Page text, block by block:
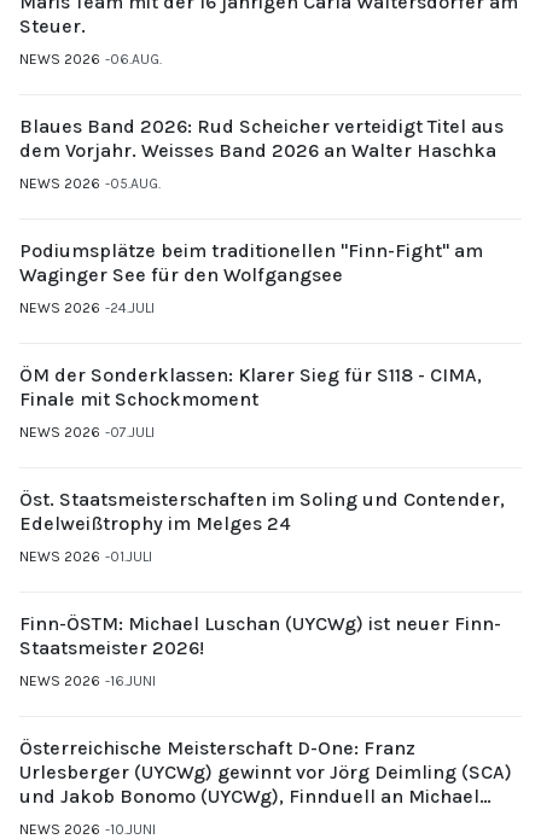
Steuer.
NEWS 2026 06.AUG.
Blaues Band 2026: Rud Scheicher verteidigt Titel aus
dem Vorjahr. Weisses Band 2026 an Walter Haschka
NEWS 2026 05.AUG.
Podiumsplätze beim traditionellen "Finn-Fight" am
Waginger See für den Wolfgangsee
NEWS 2026 24.JULI
ÖM der Sonderklassen: Klarer Sieg für S118 - CIMA,
Finale mit Schockmoment
NEWS 2026 07.JULI
Öst. Staatsmeisterschaften im Soling und Contender,
Edelweißtrophy im Melges 24
NEWS 2026 01.JULI
Finn-ÖSTM: Michael Luschan (UYCWg) ist neuer Finn-
Staatsmeister 2026!
NEWS 2026 16.JUNI
Österreichische Meisterschaft D-One: Franz
Urlesberger (UYCWg) gewinnt vor Jörg Deimling (SCA)
und Jakob Bonomo (UYCWg), Finnduell an Michael
Gubi (UYCMo)
NEWS 2026 10.JUNI